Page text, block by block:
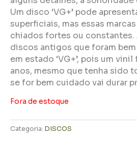
Um disco ‘VG+’ pode
superficiais, mas essas
chiados fortes ou constantes.
discos antigos que foram
em estado ‘VG+’, pois um
anos, mesmo que tenha sido
se for bem cuidado vai durar
Fora de estoque
Categoria: DISCOS